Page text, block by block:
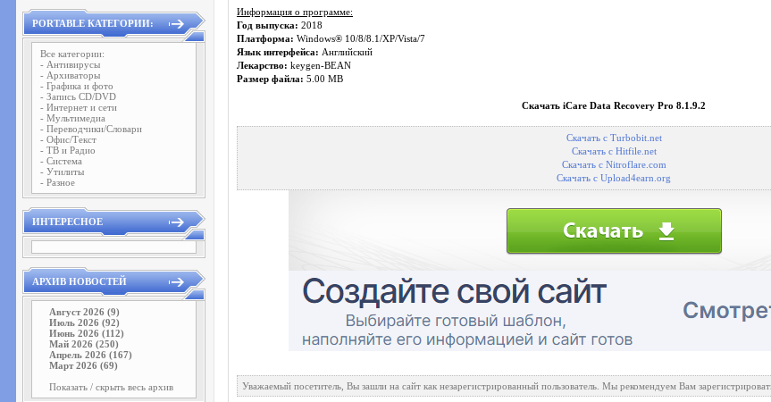
PORTABLE КАТЕГОРИИ:
Все категории:
- Антивирусы
- Архиваторы
- Графика и фото
- Запись CD/DVD
- Интернет и сети
- Мультимедиа
- Переводчики/Словари
- Офис/Текст
- ТВ и Радио
- Система
- Утилиты
- Разное
ИНТЕРЕСНОЕ
АРХИВ НОВОСТЕЙ
Август 2026 (9)
Июль 2026 (92)
Июнь 2026 (112)
Май 2026 (250)
Апрель 2026 (167)
Март 2026 (69)
Показать / скрыть весь архив
Информация о программе:
Год выпуска: 2018
Платформа: Windows® 10/8/8.1/XP/Vista/7
Язык интерфейса: Английский
Лекарство: keygen-BEAN
Размер файла: 5.00 MB
Скачать iCare Data Recovery Pro 8.1.9.2
Скачать с Turbobit.net
Скачать с Hitfile.net
Скачать с Nitroflare.com
Скачать с Upload4earn.org
Уважаемый посетитель, Вы зашли на сайт как незарегистрированный пользователь. Мы рекомендуем Вам